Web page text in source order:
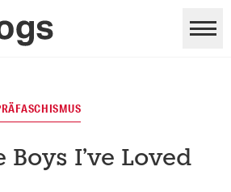
Boys I’ve Loved